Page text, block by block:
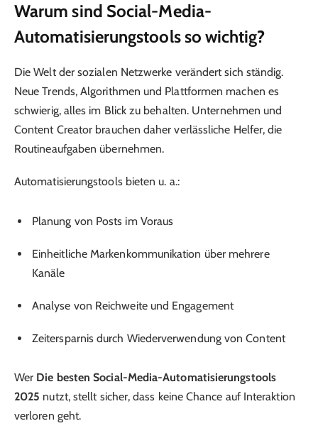
Warum sind Social-Media-
Automatisierungstools so wichtig?
Die Welt der sozialen Netzwerke verändert sich ständig.
Neue Trends, Algorithmen und Plattformen machen es
schwierig, alles im Blick zu behalten. Unternehmen und
Content Creator brauchen daher verlässliche Helfer, die
Routineaufgaben übernehmen.
Automatisierungstools bieten u. a.:
Planung von Posts im Voraus
Einheitliche Markenkommunikation über mehrere
Kanäle
Analyse von Reichweite und Engagement
Zeitersparnis durch Wiederverwendung von Content
Wer Die besten Social-Media-Automatisierungstools
2025 nutzt, stellt sicher, dass keine Chance auf Interaktion
verloren geht.